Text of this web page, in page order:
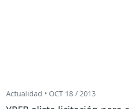
Actualidad • OCT 18 / 2013